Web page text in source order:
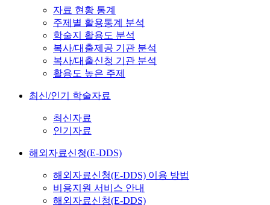
자료 현황 통계
주제별 활용통계 분석
학술지 활용도 분석
복사/대출제공 기관 분석
복사/대출신청 기관 분석
활용도 높은 주제
최신/인기 학술자료
최신자료
인기자료
해외자료신청(E-DDS)
해외자료신청(E-DDS) 이용 방법
비용지원 서비스 안내
해외자료신청(E-DDS)